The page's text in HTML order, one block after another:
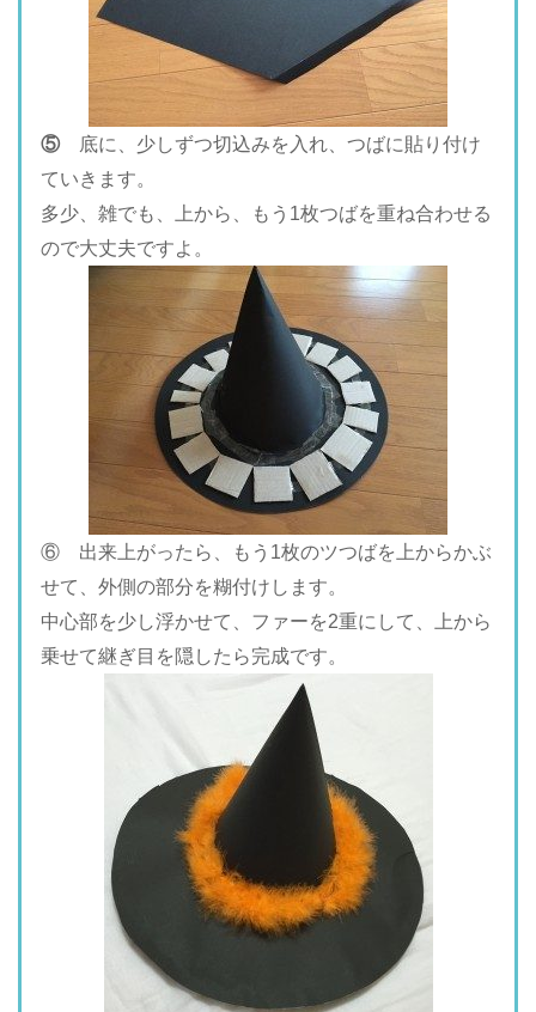
⑤ 底に、少しずつ切込みを入れ、つばに貼り付け
ていきます。
多少、雑でも、上から、もう1枚つばを重ね合わせる
ので大丈夫ですよ。
⑥ 出来上がったら、もう1枚のツつばを上からかぶ
せて、外側の部分を糊付けします。
中心部を少し浮かせて、ファーを2重にして、上から
乗せて継ぎ目を隠したら完成です。